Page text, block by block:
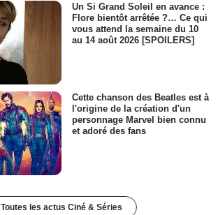
Un Si Grand Soleil en avance :
Flore bientôt arrêtée ?… Ce qui
vous attend la semaine du 10
au 14 août 2026 [SPOILERS]
Cette chanson des Beatles est à
l'origine de la création d'un
personnage Marvel bien connu
et adoré des fans
Toutes les actus Ciné & Séries